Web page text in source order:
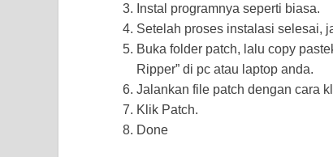
Instal programnya seperti biasa.
Setelah proses instalasi selesai,
Buka folder patch, lalu copy
Ripper” di pc atau laptop anda.
Jalankan file patch dengan cara
Klik Patch.
Done